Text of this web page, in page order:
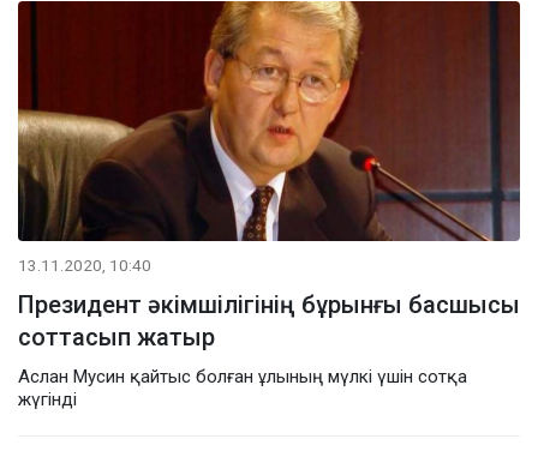
13.11.2020, 10:40
Президент әкімшілігінің бұрынғы басшысы
соттасып жатыр
Аслан Мусин қайтыс болған ұлының мүлкі үшін сотқа
жүгінді